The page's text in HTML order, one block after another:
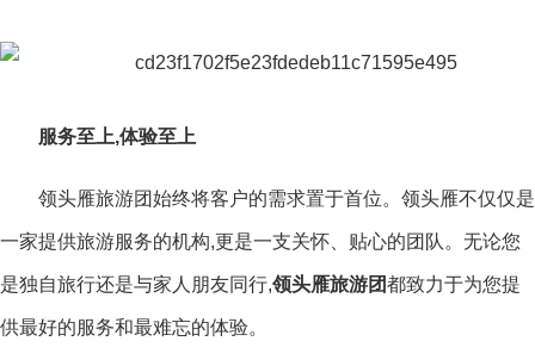
服务至上,体验至上
领头雁旅游团始终将客户的需求置于首位。领头雁不仅仅是
一家提供旅游服务的机构,更是一支关怀、贴心的团队。无论您
是独自旅行还是与家人朋友同行,领头雁旅游团都致力于为您提
供最好的服务和最难忘的体验。